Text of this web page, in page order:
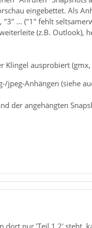
eingebettet. Als
... ("1" fehlt
(z.B. Outlook),
Klingel ausprobiert
Anhängen (siehe
der angehängten
nur 'Teil 1.2' steht,